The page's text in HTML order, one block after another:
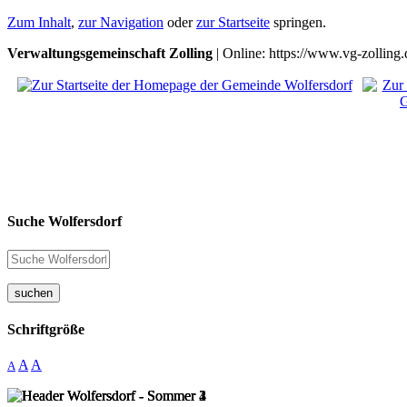
Zum Inhalt, zur Navigation oderzur Startseite springen.
Verwaltungsgemeinschaft Zolling | Online: https://www.vg-
Suche Wolfersdorf
suchen
Schriftgröße
A A A